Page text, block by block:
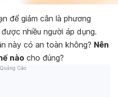
để giảm cân là phương
nhiều người áp dụng.
này có an toàn không? Nên
nào cho đúng?
Cáo